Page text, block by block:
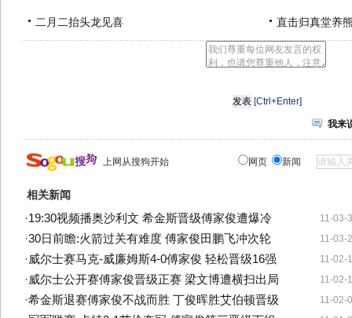
二月二抬头龙见喜 直击归真堂养
[Ctrl+Enter]
我来
上网从搜狗开始 网页 新闻
相关新闻
11-03-
·19:30视频播奥沙利文 希金斯晋级傅家俊遭爆冷
11-03-
·30日前瞻:火箭过关有难度 傅家俊田鹏飞冲次轮
11-02-
·威尔士赛马克-威廉姆斯4-0傅家俊 轻松晋级16强
11-02-
·威尔士公开赛傅家俊晋级正赛 梁文博遭横扫出局
11-02-
·希金斯退赛傅家俊不战而胜 丁俊晖胜艾伯顿晋级